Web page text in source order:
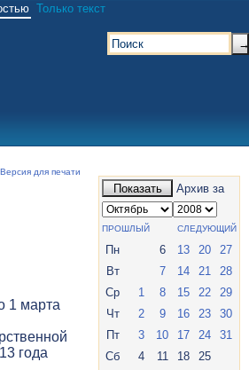
Только текст
→
Версия для печати
1 марта
года
Показать Архив за
ПРОШЛЫЙ СЛЕДУЮЩИЙ
Пн 6 13 20
27
Вт
7 14 21
28
Ср
1 8 15 22
29
Чт
2 9 16 23
30
Пт
3 10 17 24
31
Сб
4 11 18
25